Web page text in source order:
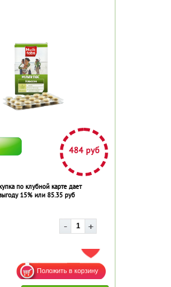
484 руб
по клубной карте дает
15% или 85.35 руб
ДОБАВИТЬ В ИЗБРАННОЕ